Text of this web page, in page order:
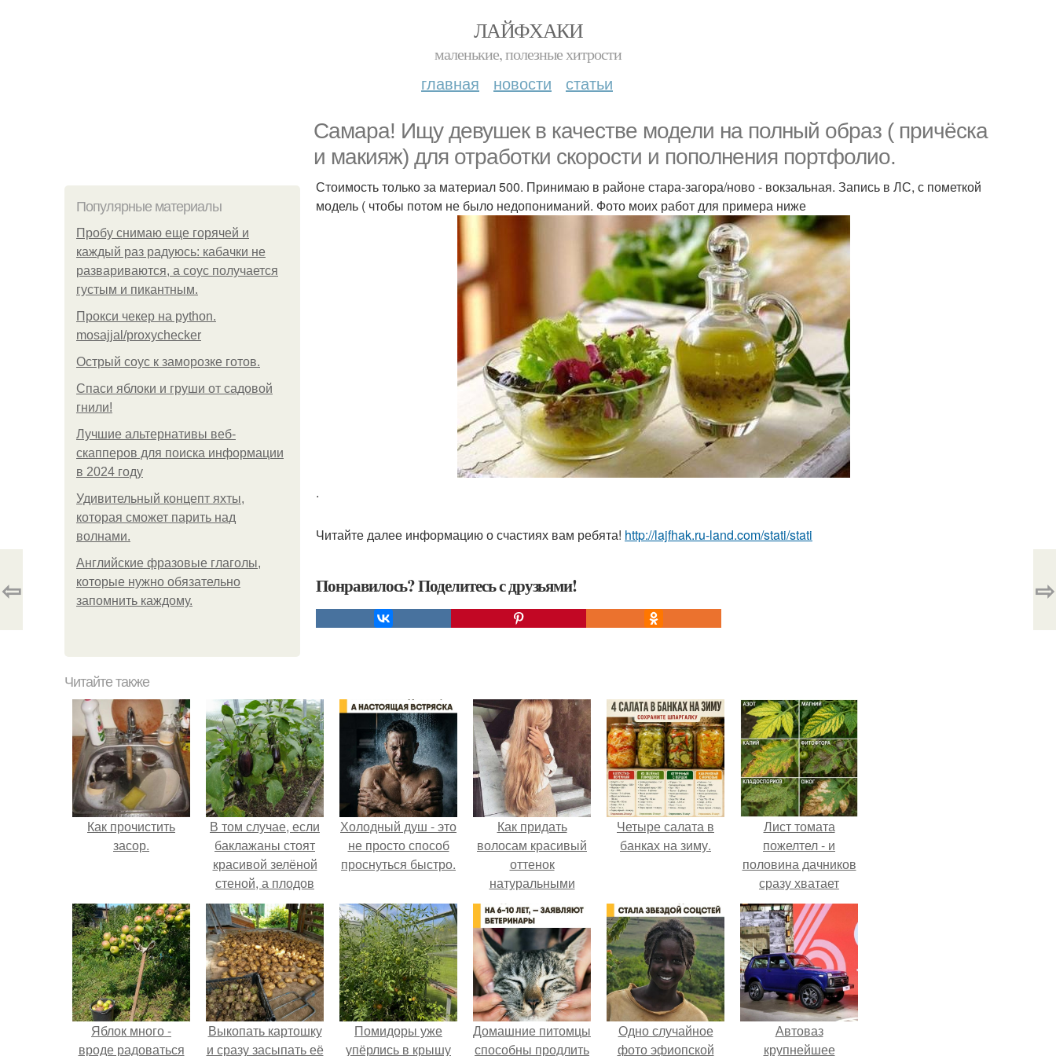
ЛАЙФХАКИ
маленькие, полезные хитрости
главная новости статьи
Самара! Ищу девушек в качестве модели на полный образ ( причёска
и макияж) для отработки скорости и пополнения портфолио.
Популярные материалы
Пробу снимаю еще горячей и
каждый раз радуюсь: кабачки не
развариваются, а соус получается
густым и пикантным.
Прокси чекер на python.
mosajjal/proxychecker
Острый соус к заморозке готов.
Спаси яблоки и груши от садовой
гнили!
Лучшие альтернативы веб-
скапперов для поиска информации
в 2024 году
Удивительный концепт яхты,
которая сможет парить над
волнами.
Английские фразовые глаголы,
которые нужно обязательно
запомнить каждому.
Стоимость только за материал 500. Принимаю в районе стара-загора/ново - вокзальная. Запись в ЛС, с пометкой
модель ( чтобы потом не было недопониманий. Фото моих работ для примера ниже
.
Читайте далее информацию о счастиях вам ребята! http://lajfhak.ru-land.com/stati/stati
Понравилось? Поделитесь с друзьями!
⇦ ⇨
Читайте также
Как прочистить
засор.
В том случае, если
баклажаны стоят
красивой зелёной
стеной, а плодов
почти не видно -
радоваться тут
нечему.
Холодный душ - это
не просто способ
проснуться быстро.
Как придать
волосам красивый
оттенок
натуральными
средствами.
Четыре салата в
банках на зиму.
Лист томата
пожелтел - и
половина дачников
сразу хватает
удобрение.
Яблок много -
вроде радоваться
Выкопать картошку
и сразу засыпать её
Помидоры уже
упёрлись в крышу
Домашние питомцы
способны продлить
Одно случайное
фото эфиопской
Автоваз
крупнейшее